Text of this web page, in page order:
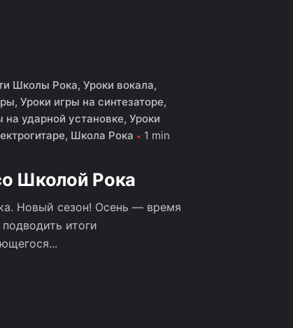
Школы Рока Уроки вокала
Уроки игры на синтезаторе
на ударной установке Уроки
Школа Рока
1 min
Школой Рока
Новый сезон! Осень — время
итоги